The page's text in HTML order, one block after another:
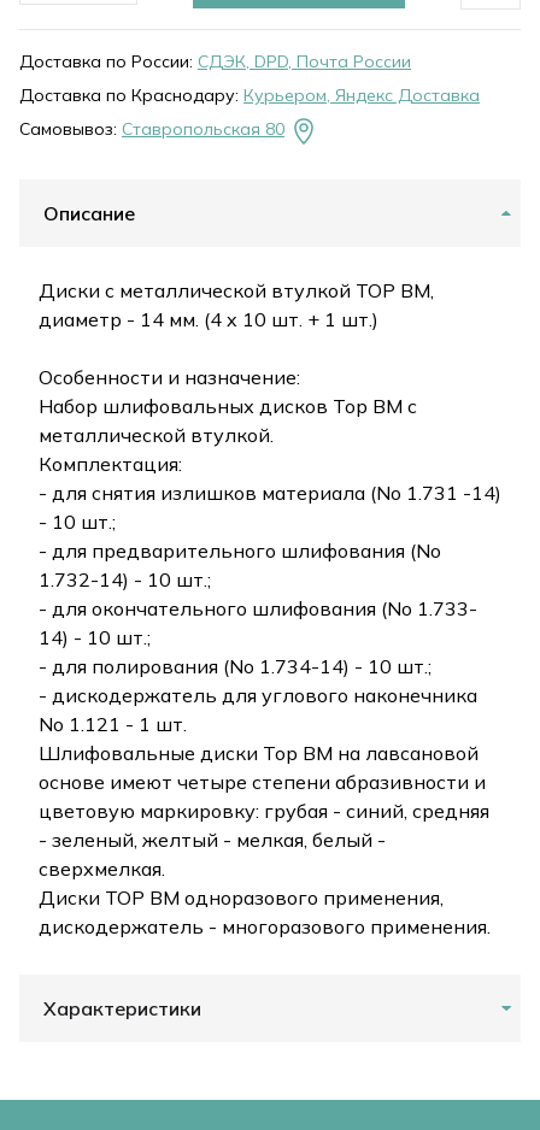
Доставка по России: СДЭК, DPD, Почта России
Доставка по Краснодару: Курьером, Яндекс Доставка
Самовывоз: Ставропольская 80
Описание
Диски с металлической втулкой ТОР ВМ,
диаметр - 14 мм. (4 x 10 шт. + 1 шт.)
Особенности и назначение:
Набор шлифовальных дисков Тор ВМ с
металлической втулкой.
Комплектация:
- для снятия излишков материала (No 1.731 -14)
- 10 шт.;
- для предварительного шлифования (No
1.732-14) - 10 шт.;
- для окончательного шлифования (No 1.733-
14) - 10 шт.;
- для полирования (No 1.734-14) - 10 шт.;
- дискодержатель для углового наконечника
No 1.121 - 1 шт.
Шлифовальные диски Тор ВМ на лавсановой
основе имеют четыре степени абразивности и
цветовую маркировку: грубая - синий, средняя
- зеленый, желтый - мелкая, белый -
сверхмелкая.
Диски ТОР ВМ одноразового применения,
дискодержатель - многоразового применения.
Характеристики